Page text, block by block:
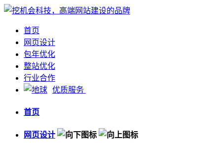
首页
网页设计
包年优化
整站优化
行业合作
优质服务
首页
网页设计